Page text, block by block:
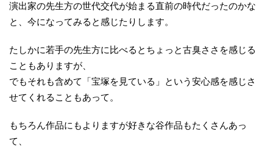
演出家の先生方の世代交代が始まる直前の時代だったのかな
と、今になってみると感じたりします。
たしかに若手の先生方に比べるとちょっと古臭ささを感じる
こともありますが、
でもそれも含めて「宝塚を見ている」という安心感を感じさ
せてくれることもあって。
もちろん作品にもよりますが好きな谷作品もたくさんあっ
て、